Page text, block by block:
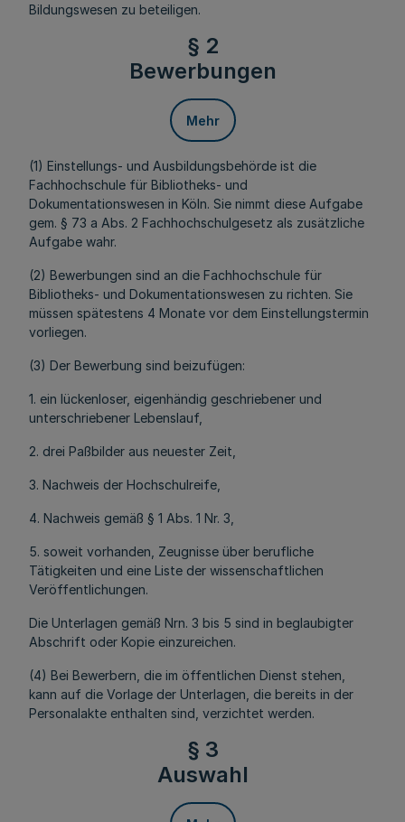
Bildungswesen zu beteiligen.
§ 2
Bewerbungen
Mehr
(1) Einstellungs- und Ausbildungsbehörde ist die
Fachhochschule für Bibliotheks- und
Dokumentationswesen in Köln. Sie nimmt diese Aufgabe
gem. § 73 a Abs. 2 Fachhochschulgesetz als zusätzliche
Aufgabe wahr.
(2) Bewerbungen sind an die Fachhochschule für
Bibliotheks- und Dokumentationswesen zu richten. Sie
müssen spätestens 4 Monate vor dem Einstellungstermin
vorliegen.
(3) Der Bewerbung sind beizufügen:
1. ein lückenloser, eigenhändig geschriebener und
unterschriebener Lebenslauf,
2. drei Paßbilder aus neuester Zeit,
3. Nachweis der Hochschulreife,
4. Nachweis gemäß § 1 Abs. 1 Nr. 3,
5. soweit vorhanden, Zeugnisse über berufliche
Tätigkeiten und eine Liste der wissenschaftlichen
Veröffentlichungen.
Die Unterlagen gemäß Nrn. 3 bis 5 sind in beglaubigter
Abschrift oder Kopie einzureichen.
(4) Bei Bewerbern, die im öffentlichen Dienst stehen,
kann auf die Vorlage der Unterlagen, die bereits in der
Personalakte enthalten sind, verzichtet werden.
§ 3
Auswahl